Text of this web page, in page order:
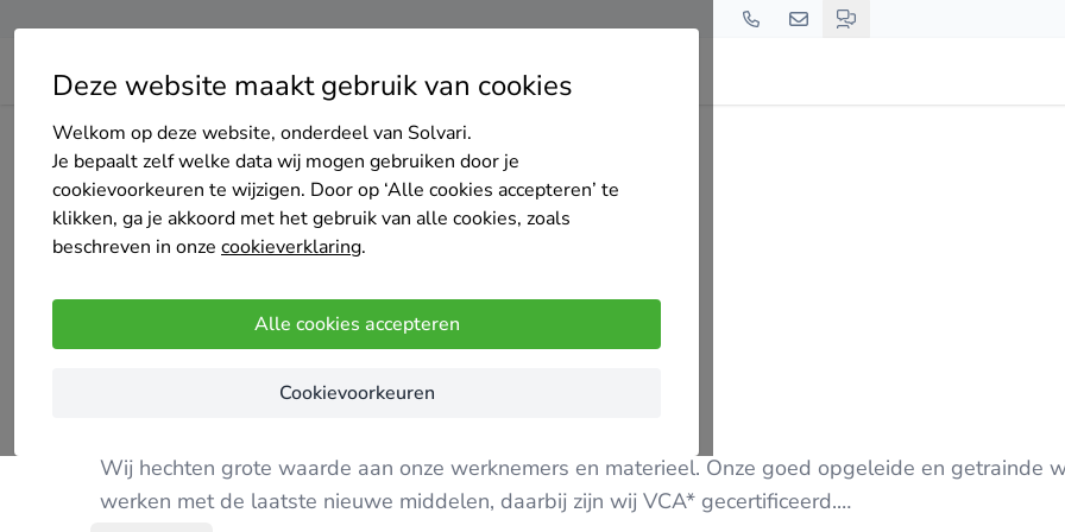
Deze website maakt gebruik van cookies
Welkom op deze website, onderdeel van Solvari.
Je bepaalt zelf welke data wij mogen gebruiken door je
cookievoorkeuren te wijzigen. Door op ‘Alle cookies accepteren’ te
klikken, ga je akkoord met het gebruik van alle cookies, zoals
beschreven in onze cookieverklaring.
Alle cookies accepteren
Cookievoorkeuren
Home Bedrijven overzicht Buijs Project B.V.
Buijs Project B.V.
Nog geen reviews
Wij hechten grote waarde aan onze werknemers en materieel. Onze goed opgeleide en getrainde
werken met de laatste nieuwe middelen, daarbij zijn wij VCA* gecertificeerd.